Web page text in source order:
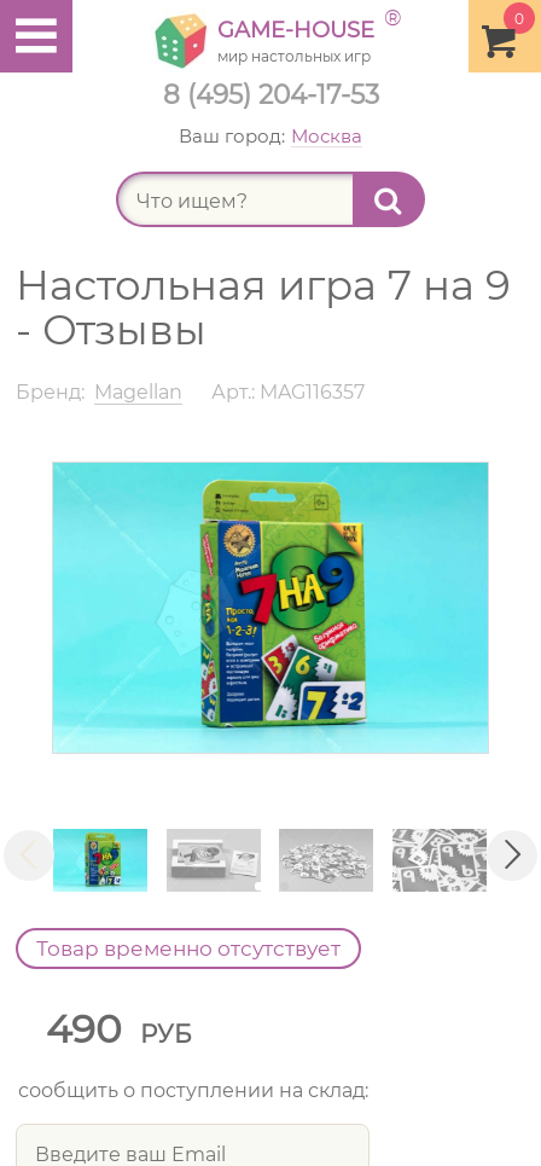
8 (495) 204-17-53
0
GAME-HOUSE ®
мир настольных игр
Ваш город: Москва
Настольная игра 7 на 9
- Отзывы
Бренд: Magellan Арт.: MAG116357
Товар временно отсутствует
490 РУБ
сообщить о поступлении на склад: